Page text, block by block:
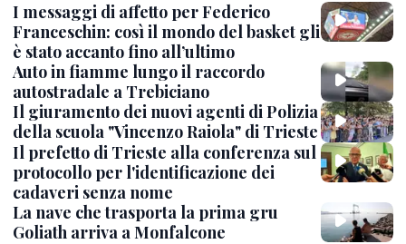
I messaggi di affetto per Federico
Franceschin: così il mondo del basket gli
è stato accanto fino all’ultimo
Auto in fiamme lungo il raccordo
autostradale a Trebiciano
Il giuramento dei nuovi agenti di Polizia
della scuola "Vincenzo Raiola" di Trieste
Il prefetto di Trieste alla conferenza sul
protocollo per l'identificazione dei
cadaveri senza nome
La nave che trasporta la prima gru
Goliath arriva a Monfalcone